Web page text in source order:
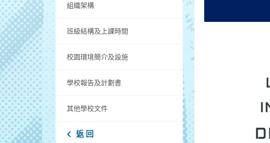
組織架構
班級結構及上課時間
校園環境簡介及設施
學校報告及計劃書
其他學校文件
返 回